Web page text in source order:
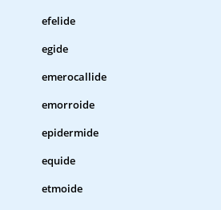
efelide
egide
emerocallide
emorroide
epidermide
equide
etmoide